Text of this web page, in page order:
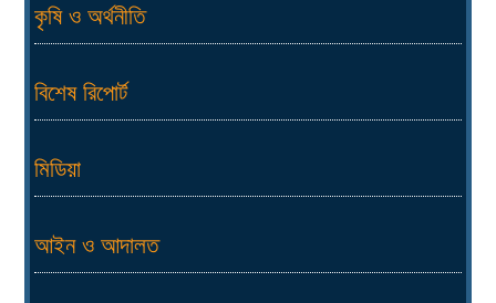
কৃষি ও অর্থনীতি
বিশেষ রিপোর্ট
মিডিয়া
আইন ও আদালত